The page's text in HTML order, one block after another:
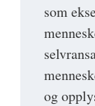
som
og